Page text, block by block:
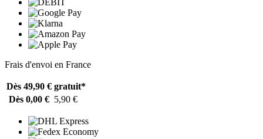
Frais d'envoi en France
Dès 49,90 € gratuit*
Dès 0,00 € 5,90 €